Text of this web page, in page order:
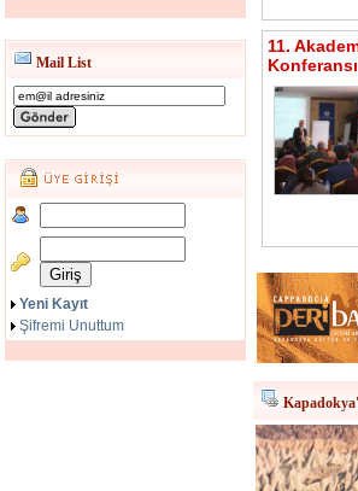
Mail List
Yeni Kayıt
Şifremi Unuttum
11.